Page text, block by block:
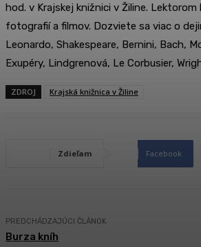
hod. v Krajskej knižnici v Žiline. Lektorom
fotografií a filmov. Dozviete sa viac o
Leonardo, Shakespeare, Bernini, Bach,
Exupéry, Lindgrenová, Le Corbusier,
ZDROJ Krajská knižnica v Žiline
Zdieľam Facebook
PREDCHÁDZAJÚCI ČLÁNOK
Burza kníh